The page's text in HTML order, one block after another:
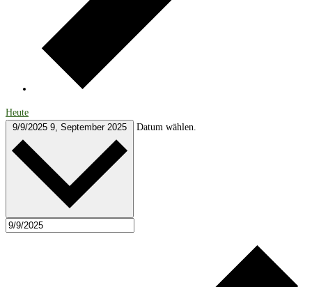
Heute
9/9/2025 9, September 2025 Datum wählen.